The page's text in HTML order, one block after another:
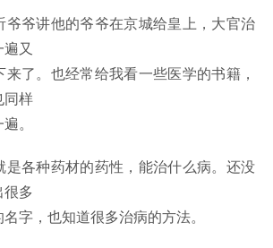
爷讲他的爷爷在京城给皇上，大官治
又
了。也经常给我看一些医学的书籍，
同样
。
各种药材的药性，能治什么病。还没
多
字，也知道很多治病的方法。